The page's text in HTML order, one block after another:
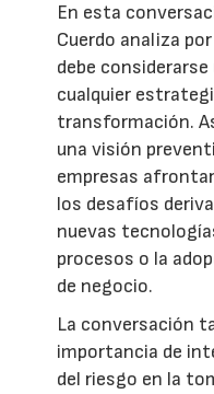
En esta
Cuerdo analiza
debe
cualquier
transformación.
una visión
empresas
los desafíos
nuevas
procesos o la
de negocio.
La conversación
importancia de
del riesgo en la